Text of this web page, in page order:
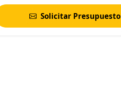
Solicitar Presupuesto